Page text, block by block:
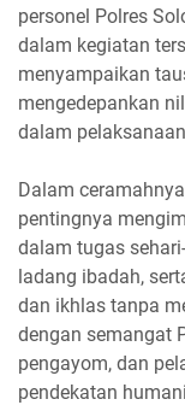
personel Polres
dalam kegiatan
menyampaikan
mengedepankan
dalam
Dalam
pentingnya
dalam tugas
ladang ibadah,
dan ikhlas tanpa
dengan semangat
pengayom, dan
pendekatan